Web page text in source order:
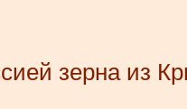
зерна из